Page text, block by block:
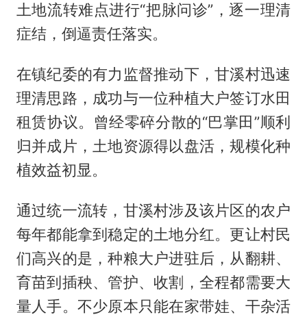
土地流转难点进行“把脉问诊”，逐一理清
症结，倒逼责任落实。
在镇纪委的有力监督推动下，甘溪村迅速
理清思路，成功与一位种植大户签订水田
租赁协议。曾经零碎分散的“巴掌田”顺利
归并成片，土地资源得以盘活，规模化种
植效益初显。
通过统一流转，甘溪村涉及该片区的农户
每年都能拿到稳定的土地分红。更让村民
们高兴的是，种粮大户进驻后，从翻耕、
育苗到插秧、管护、收割，全程都需要大
量人手。不少原本只能在家带娃、干杂活